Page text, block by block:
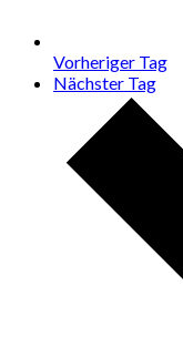
Vorheriger Tag
Nächster Tag